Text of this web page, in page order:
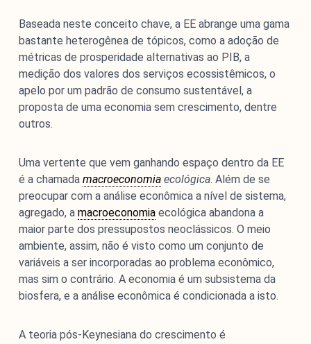
Baseada neste conceito chave, a EE abrange uma gama
bastante heterogênea de tópicos, como a adoção de
métricas de prosperidade alternativas ao PIB, a
medição dos valores dos serviços ecossistêmicos, o
apelo por um padrão de consumo sustentável, a
proposta de uma economia sem crescimento, dentre
outros.
Uma vertente que vem ganhando espaço dentro da EE
é a chamada macroeconomiaecológica. Além de se
preocupar com a análise econômica a nível de sistema,
agregado, a macroeconomiaecológica abandona a
maior parte dos pressupostos neoclássicos. O meio
ambiente, assim, não é visto como um conjunto de
variáveis a ser incorporadas ao problema econômico,
mas sim o contrário. A economia é um subsistema da
biosfera, e a análise econômica é condicionada a isto.
A teoria pós-Keynesiana do crescimento é